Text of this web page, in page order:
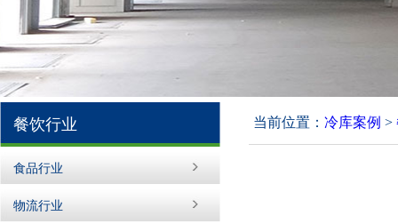
餐饮行业
食品行业
物流行业
当前位置： 冷库案例 >